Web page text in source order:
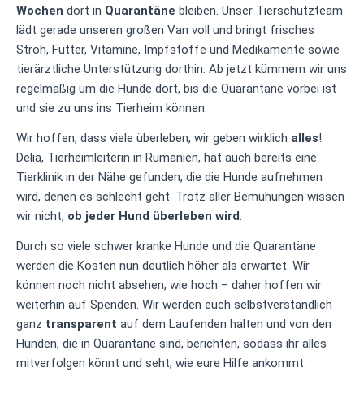
Wochen dort in Quarantäne bleiben. Unser Tierschutzteam
lädt gerade unseren großen Van voll und bringt frisches
Stroh, Futter, Vitamine, Impfstoffe und Medikamente sowie
tierärztliche Unterstützung dorthin. Ab jetzt kümmern wir uns
regelmäßig um die Hunde dort, bis die Quarantäne vorbei ist
und sie zu uns ins Tierheim können.
Wir hoffen, dass viele überleben, wir geben wirklich alles!
Delia, Tierheimleiterin in Rumänien, hat auch bereits eine
Tierklinik in der Nähe gefunden, die die Hunde aufnehmen
wird, denen es schlecht geht. Trotz aller Bemühungen wissen
wir nicht, ob jeder Hund überleben wird.
Durch so viele schwer kranke Hunde und die Quarantäne
werden die Kosten nun deutlich höher als erwartet. Wir
können noch nicht absehen, wie hoch – daher hoffen wir
weiterhin auf Spenden. Wir werden euch selbstverständlich
ganz transparent auf dem Laufenden halten und von den
Hunden, die in Quarantäne sind, berichten, sodass ihr alles
mitverfolgen könnt und seht, wie eure Hilfe ankommt.